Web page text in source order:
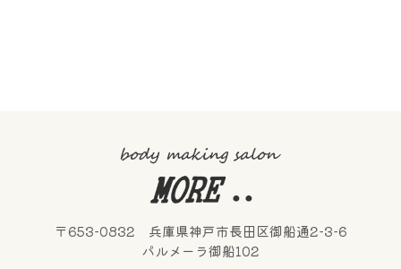
〒653-0832 兵庫県神戸市長田区御船通2-3-6
パルメーラ御船102